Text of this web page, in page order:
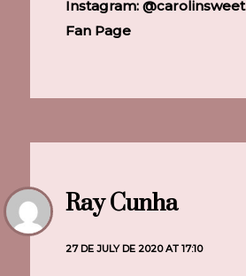
Instagram: @carolinsweet
Fan Page
Ray Cunha
27 DE JULY DE 2020 AT 17:10